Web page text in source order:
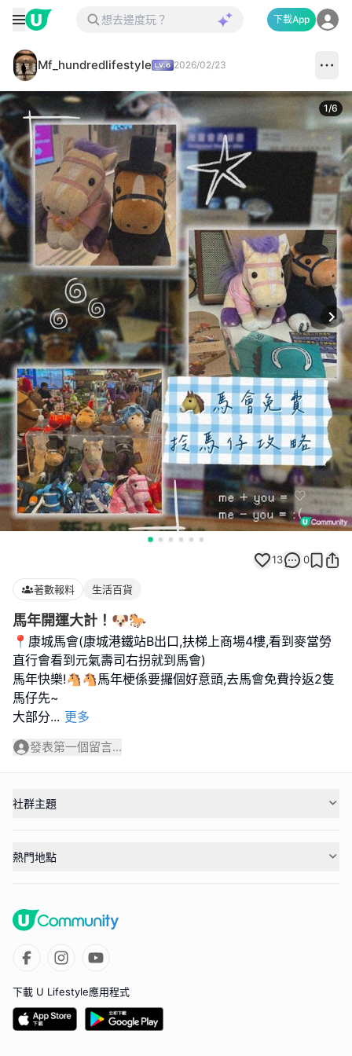
下載App
Mf_hundredlifestyle 2026/02/23
1/6
13 0
著數報料 生活百貨
馬年開運大計！🐶🐎
📍康城馬會(康城港鐵站B出口,扶梯上商場4樓,看到麥當勞
直行會看到元氣壽司右拐就到馬會)
馬年快樂!🐴🐴馬年梗係要攞個好意頭,去馬會免費拎返2隻
馬仔先~
大部分... 更多
發表第一個留言...
社群主題
熱門地點
下載 U Lifestyle應用程式